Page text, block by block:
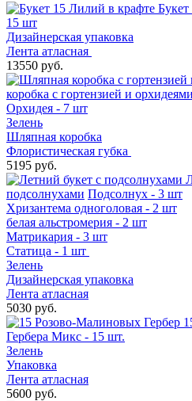
15 шт
Дизайнерская упаковка
Лента атласная
13550 руб.
коробка с гортензией и орхидеями
Орхидея - 7 шт
Зелень
Шляпная коробка
Флористическая губка
5195 руб.
подсолнухами Подсолнух - 3 шт
Хризантема одноголовая - 2 шт
белая альстромерия - 2 шт
Матрикария - 3 шт
Статица - 1 шт
Зелень
Дизайнерская упаковка
Лента атласная
5030 руб.
Гербера Микс - 15 шт.
Зелень
Упаковка
Лента атласная
5600 руб.